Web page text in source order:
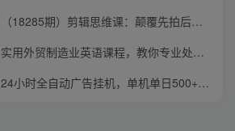
（18285期）剪辑思维课：颠覆先拍后剪！三镜法则+匹配剪辑+插入剪辑，告别流水账视频
实用外贸制造业英语课程，教你专业处理送样请求、应对生产意外、回复品质投诉、撰写开发信等
24小时全自动广告挂机，单机单日500+ 可矩阵放大操作 新手小白能轻松上手